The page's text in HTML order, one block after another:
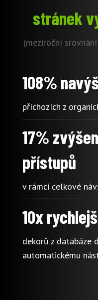
stránek
(meziroční
108%
příchozích z
17%
přístupů
v rámci celkové
10x
dekorů z databáze
automatickému